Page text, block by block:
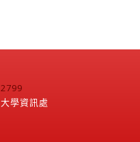
學資訊處